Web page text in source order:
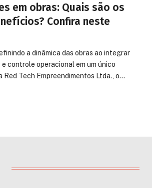
em obras: Quais são os
Confira neste
a dinâmica das obras ao integrar
controle operacional em um único
Red Tech Empreendimentos Ltda., o…